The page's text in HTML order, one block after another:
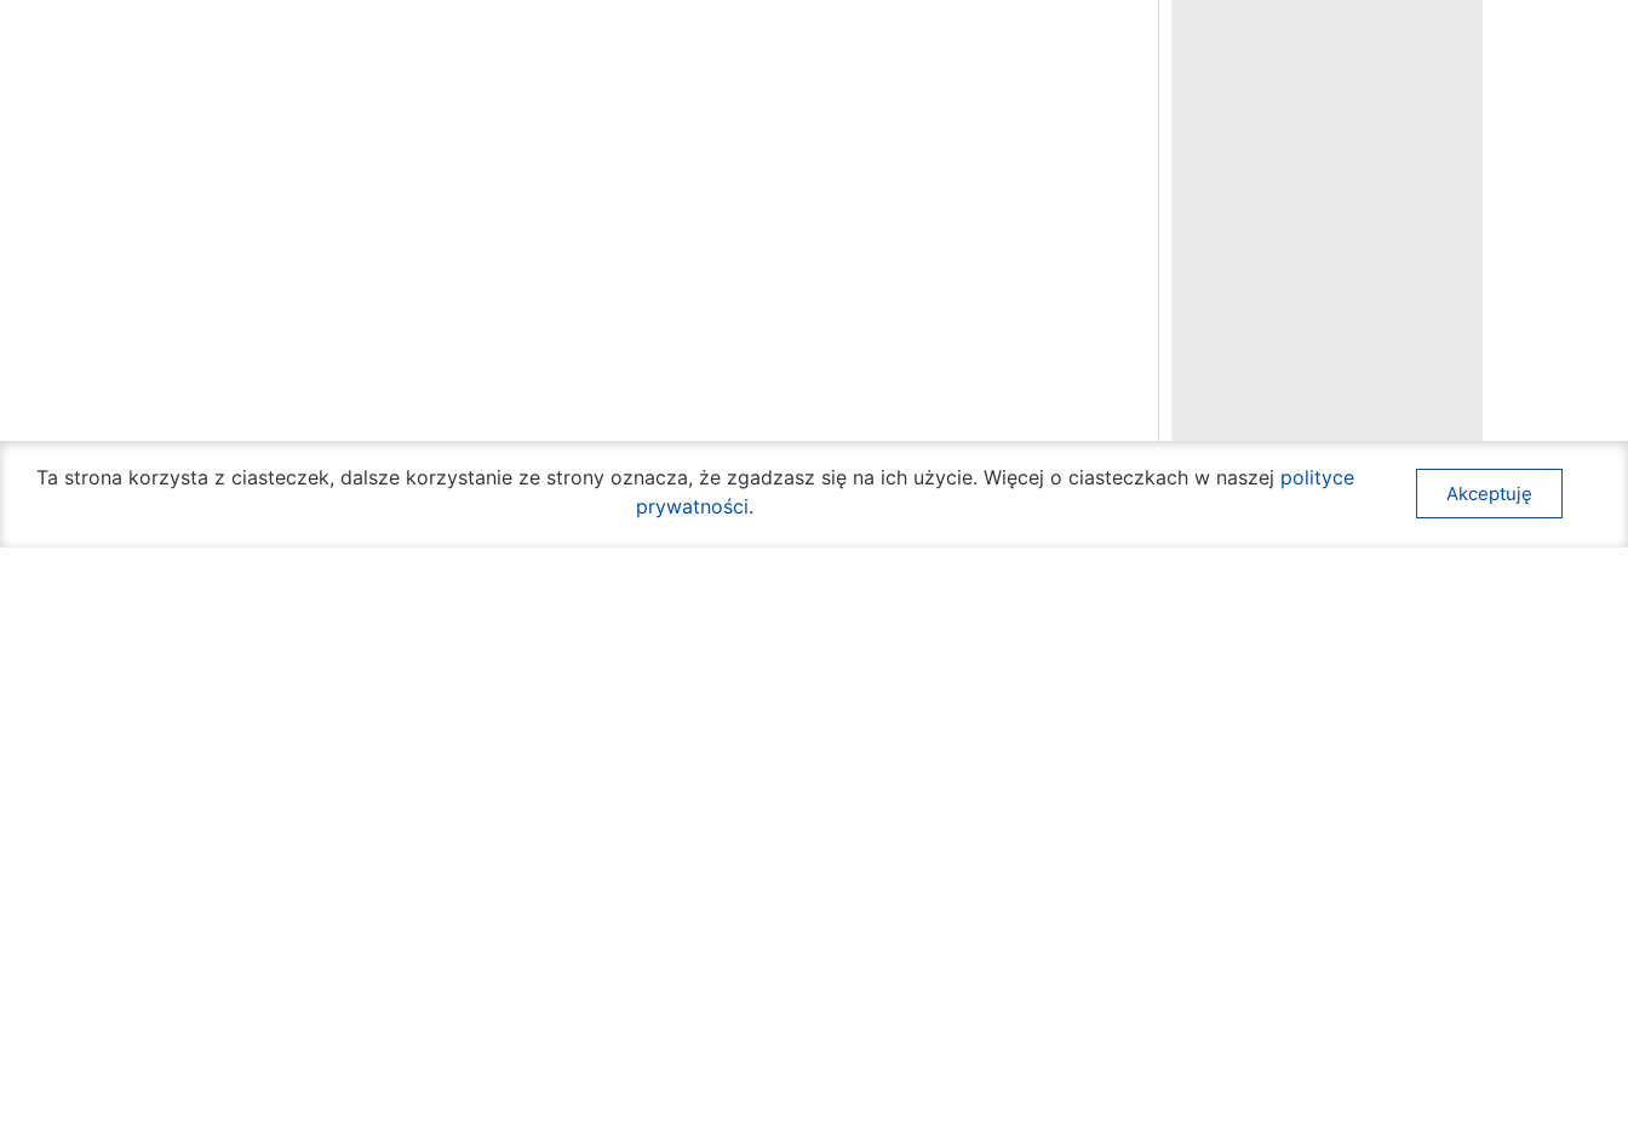
Ta strona korzysta z ciasteczek, dalsze korzystanie ze strony oznacza, że zgadzasz się na ich użycie. Więcej o ciasteczkach w naszej polityce
prywatności. Akceptuję